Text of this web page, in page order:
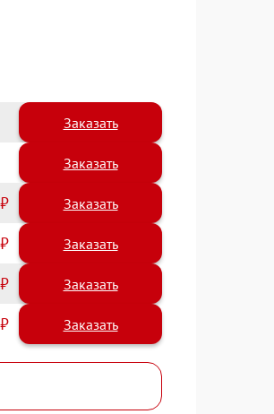
Заказать
Заказать